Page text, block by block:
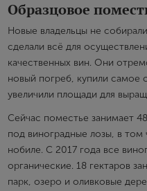
Образцовое
Новые владельцы не
сделали всё для
качественных вин. Они
новый погреб, купили самое
увеличили площади для
Сейчас поместье занимает
под виноградные лозы, в
нобиле. С 2017 года все
органические. 18 гектаров
парк, озеро и оливковые